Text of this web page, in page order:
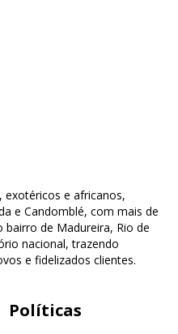
exotéricos e africanos,
e Candomblé, com mais de
de Madureira, Rio de
nacional, trazendo
e fidelizados clientes.
Políticas